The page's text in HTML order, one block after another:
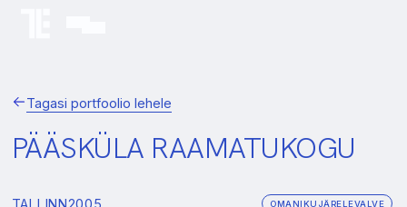
Tagasi portfoolio lehele
PÄÄSKÜLA RAAMATUKOGU
TALLINN2005 OMANIKUJÄRELEVALVE